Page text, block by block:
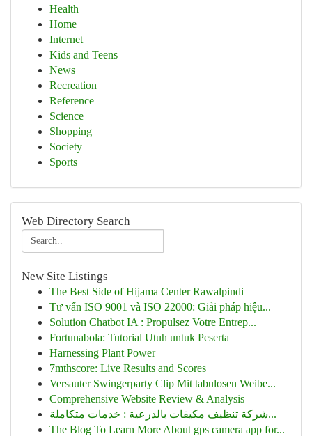
Health
Home
Internet
Kids and Teens
News
Recreation
Reference
Science
Shopping
Society
Sports
Web Directory Search
New Site Listings
The Best Side of Hijama Center Rawalpindi
Tư vấn ISO 9001 và ISO 22000: Giải pháp hiệu...
Solution Chatbot IA : Propulsez Votre Entrep...
Fortunabola: Tutorial Utuh untuk Peserta
Harnessing Plant Power
7mthscore: Live Results and Scores
Versauter Swingerparty Clip Mit tabulosen Weibe...
Comprehensive Website Review & Analysis
شركة تنظيف مكيفات بالدرعية : خدمات متكاملة...
The Blog To Learn More About gps camera app for...